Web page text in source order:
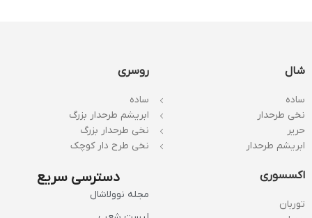
شال
ساده
نخی طرحدار
حریر
ابریشم طرحدار
روسری
ساده
ابریشم طرحدار بزرگ
نخی طرحدار بزرگ
نخی طرح دار کوچک
اکسسوری
توربان
دسترسی سریع
مجله نوولاشال